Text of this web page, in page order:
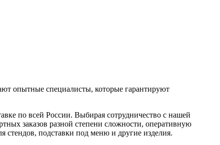
опытные специалисты, которые гарантируют
по всей России. Выбирая сотрудничество с нашей
заказов разной степени сложности, оперативную
подставки под меню и другие изделия.